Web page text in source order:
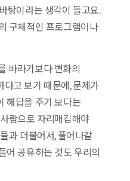
탕이라는 생각이 들고요.
구체적인 프로그램이나
바라기보다 변화의
고 보기 때문에, 문제가
해답을 주기 보다는
람으로 자리매김해야
과 더불어서, 풀어나갈
어 공유하는 것도 우리의